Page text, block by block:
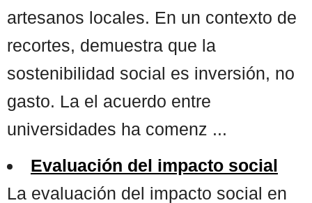
artesanos locales. En un contexto de
recortes, demuestra que la
sostenibilidad social es inversión, no
gasto. La el acuerdo entre
universidades ha comenz ...
Evaluación del impacto social
La evaluación del impacto social en